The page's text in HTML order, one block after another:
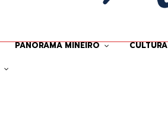
PANORAMA MINEIRO CULTURA